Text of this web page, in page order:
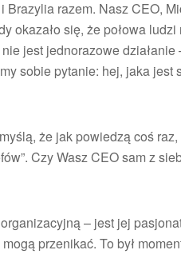
razem. Nasz CEO,
okazało się, że połowa ludzi
jest jednorazowe działanie
sobie pytanie: hej, jaka jest
że jak powiedzą coś
Czy Wasz CEO sam z
– jest jej
przenikać. To był